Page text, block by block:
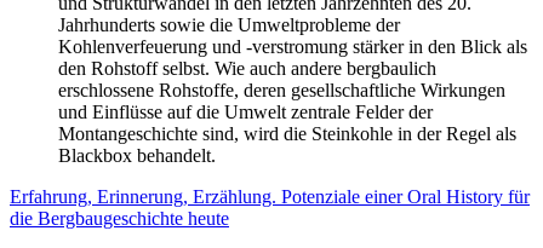
Jahrhunderts sowie die Umweltprobleme der
Kohlenverfeuerung und -verstromung stärker in den Blick als
den Rohstoff selbst. Wie auch andere bergbaulich
erschlossene Rohstoffe, deren gesellschaftliche Wirkungen
und Einflüsse auf die Umwelt zentrale Felder der
Montangeschichte sind, wird die Steinkohle in der Regel als
Blackbox behandelt.
Erfahrung, Erinnerung, Erzählung. Potenziale einer Oral History für
die Bergbaugeschichte heute